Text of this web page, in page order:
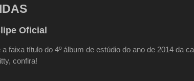
Oficial
a faixa título do 4º álbum de estúdio do ano de 2014 da
confira!